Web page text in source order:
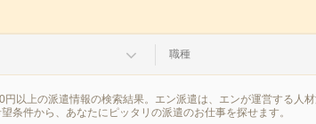
職種
以上の派遣情報の検索結果。エン派遣は、エンが運営する人
条件から、あなたにピッタリの派遣のお仕事を探せます。